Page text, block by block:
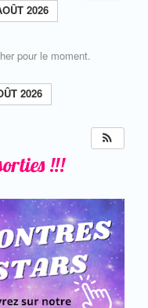
2026
pour le moment.
2026